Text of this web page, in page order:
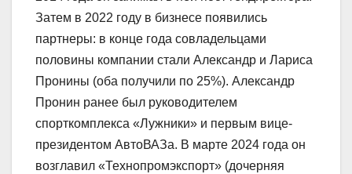
Затем в 2022 году в бизнесе появились
партнеры: в конце года совладельцами
половины компании стали Александр и Лариса
Пронины (оба получили по 25%). Александр
Пронин ранее был руководителем
спорткомплекса «Лужники» и первым вице-
президентом АвтоВАЗа. В марте 2024 года он
возглавил «Технопромэкспорт» (дочерняя